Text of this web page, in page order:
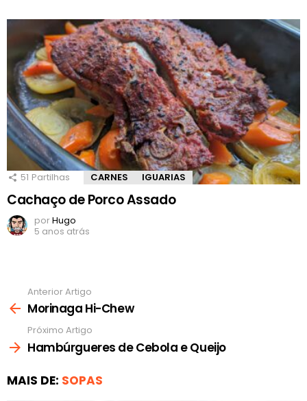
51 Partilhas CARNES IGUARIAS
Cachaço de Porco Assado
porHugo
5 anos atrás
mais
Anterior Artigo
Morinaga Hi-Chew
Próximo Artigo
Hambúrgueres de Cebola e Queijo
MAIS DE: SOPAS